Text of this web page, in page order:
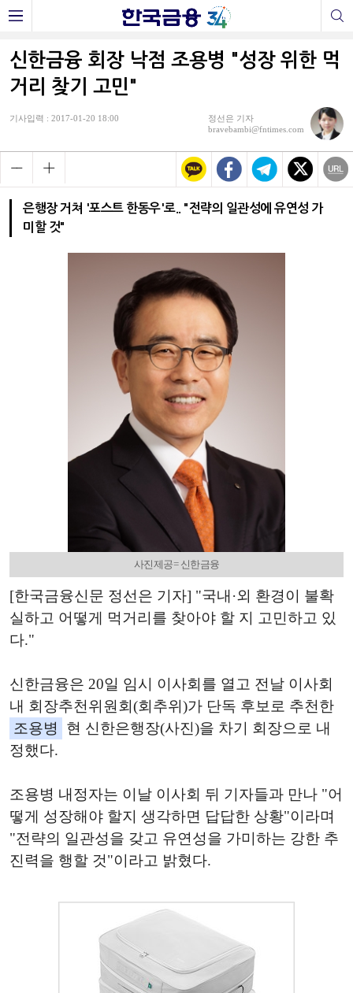
신한금융 회장 낙점 조용병 "성장 위한 먹
거리 찾기 고민"
기사입력 : 2017-01-20 18:00
정선은 기자
bravebambi@fntimes.com
은행장 거쳐 '포스트 한동우'로.. "전략의 일관성에 유연성 가
미할 것"
사진제공= 신한금융
[한국금융신문 정선은 기자] "국내·외 환경이 불확
실하고 어떻게 먹거리를 찾아야 할 지 고민하고 있
다."
신한금융은 20일 임시 이사회를 열고 전날 이사회
내 회장추천위원회(회추위)가 단독 후보로 추천한
조용병
현 신한은행장(사진)을 차기 회장으로 내
정했다.
조용병 내정자는 이날 이사회 뒤 기자들과 만나 "어
떻게 성장해야 할지 생각하면 답답한 상황"이라며
"전략의 일관성을 갖고 유연성을 가미하는 강한 추
진력을 행할 것"이라고 밝혔다.